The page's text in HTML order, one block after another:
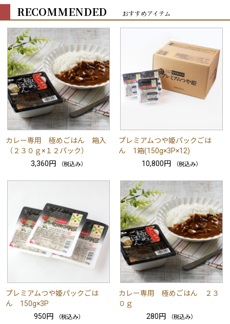
RECOMMENDED おすすめアイテム
カレー専用 極めごはん 箱入
（２３０ｇ×１２パック）
3,360円
（税込み）
プレミアムつや姫パックごは
ん 1箱(150g×3P×12)
10,800円
（税込み）
プレミアムつや姫パックごは
ん 150g×3P
950円
（税込み）
カレー専用 極めごはん ２３
０ｇ
280円
（税込み）